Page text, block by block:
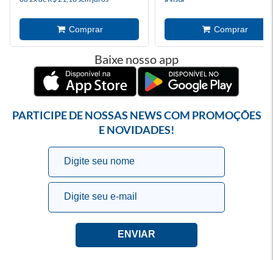
Baixe nosso app
PARTICIPE DE NOSSAS NEWS COM PROMOÇÕES
E NOVIDADES!